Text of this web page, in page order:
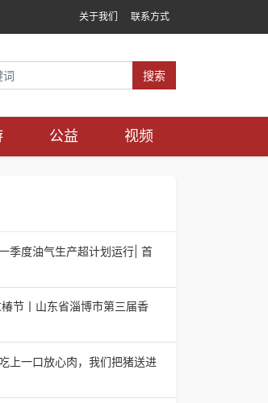
关于我们 联系方式
搜索
公益 视频
季度油气生产超计划运行| 首
季度油气生产超计划运行| 首
者 瑞夫 胜宣）2026年一季
田生产原油585.86万吨，天
节丨山东省淄博市第三届香
节丨山东省淄博市第三届香
南电（记者 瑞夫）4月18
三届香椿文化旅游节暨党建
上一口放心肉，我们把猪送进
上一口放心肉，我们把猪送进